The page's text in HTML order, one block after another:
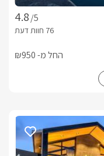
/5
החל מ- ₪950